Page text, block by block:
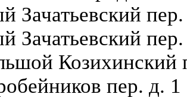
Зачатьевский
Зачатьевский
Козихинский
пер. д. 1